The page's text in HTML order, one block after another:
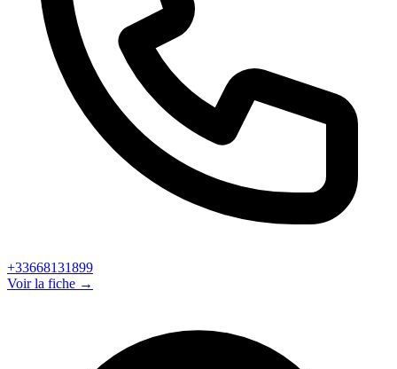
+33668131899
Voir la fiche →